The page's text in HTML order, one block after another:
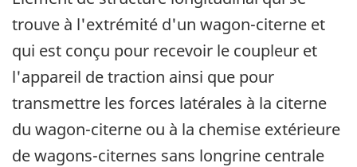
trouve à l'extrémité d'un wagon-citerne et
qui est conçu pour recevoir le coupleur et
l'appareil de traction ainsi que pour
transmettre les forces latérales à la citerne
du wagon-citerne ou à la chemise extérieure
de wagons-citernes sans longrine centrale